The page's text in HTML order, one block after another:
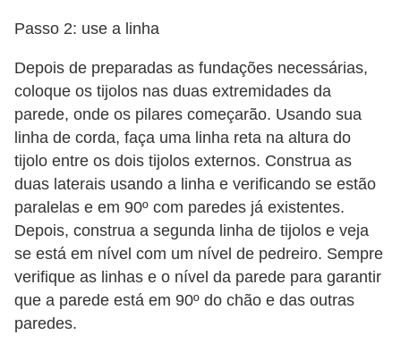
Passo 2: use a linha
Depois de preparadas as fundações necessárias,
coloque os tijolos nas duas extremidades da
parede, onde os pilares começarão. Usando sua
linha de corda, faça uma linha reta na altura do
tijolo entre os dois tijolos externos. Construa as
duas laterais usando a linha e verificando se estão
paralelas e em 90º com paredes já existentes.
Depois, construa a segunda linha de tijolos e veja
se está em nível com um nível de pedreiro. Sempre
verifique as linhas e o nível da parede para garantir
que a parede está em 90º do chão e das outras
paredes.